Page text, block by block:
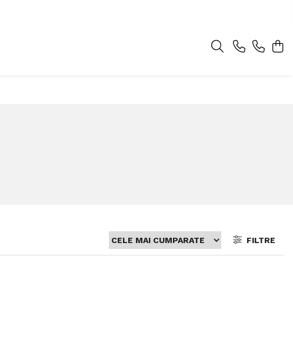
FILTRE